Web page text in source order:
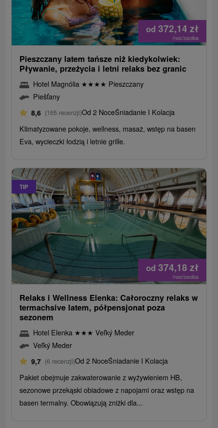
od 372,14 zł
/noc/osoba
Pieszczany latem tańsze niż kiedykolwiek:
Pływanie, przeżycia i letni relaks bez granic
Hotel Magnólia ★★★★ Pieszczany
Piešťany
8,6 (165 recenzji)Od 2 NoceŚniadanie I Kolacja
Klimatyzowane pokoje, wellness, masaż, wstęp na basen
Eva, wycieczki łodzią i letnie grille.
TIP
od 374,18 zł
/noc/osoba
Relaks i Wellness Elenka: Całoroczny relaks w
termachsive latem, półpensjonat poza
sezonem
Hotel Elenka ★★★ Veľký Meder
Veľký Meder
9,7 (6 recenzji)Od 2 NoceŚniadanie I Kolacja
Pakiet obejmuje zakwaterowanie z wyżywieniem HB,
sezonowe przekąski obiadowe z napojami oraz wstęp na
basen termalny. Obowiązują zniżki dla...